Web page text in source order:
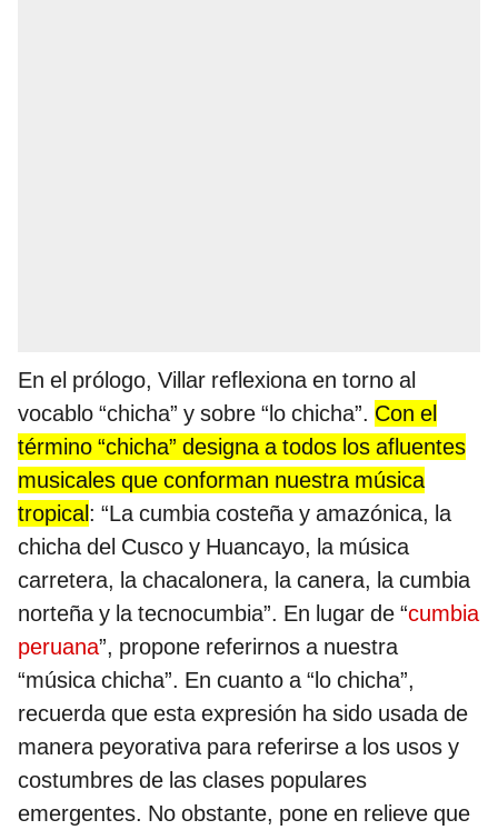
En el prólogo, Villar reflexiona en torno al
vocablo “chicha” y sobre “lo chicha”. Con el
término “chicha” designa a todos los afluentes
musicales que conforman nuestra música
tropical: “La cumbia costeña y amazónica, la
chicha del Cusco y Huancayo, la música
carretera, la chacalonera, la canera, la cumbia
norteña y la tecnocumbia”. En lugar de “cumbia
peruana”, propone referirnos a nuestra
“música chicha”. En cuanto a “lo chicha”,
recuerda que esta expresión ha sido usada de
manera peyorativa para referirse a los usos y
costumbres de las clases populares
emergentes. No obstante, pone en relieve que